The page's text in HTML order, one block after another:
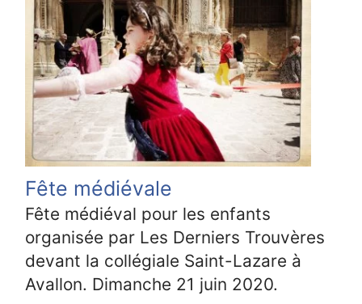
Fête médiévale
Fête médiéval pour les enfants
organisée par Les Derniers Trouvères
devant la collégiale Saint-Lazare à
Avallon. Dimanche 21 juin 2020.